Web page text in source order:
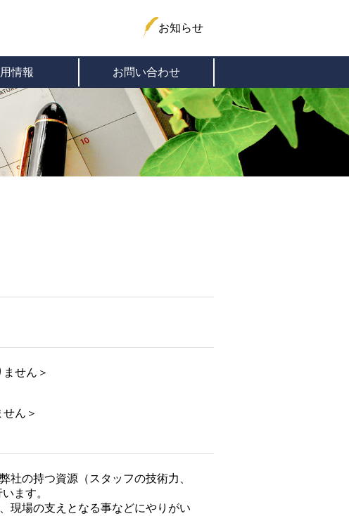
お知らせ
情報 お問い合わせ
せん＞
ん＞
社の持つ資源（スタッフの技術力、
ます。
現場の支えとなる事などにやりがい